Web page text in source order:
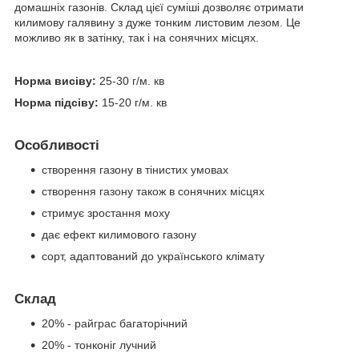
домашніх газонів. Склад цієї суміші дозволяє отримати
килимову галявину з дуже тонким листовим лезом. Це
можливо як в затінку, так і на сонячних місцях.
Норма висіву: 25-30 г/м. кв
Норма підсіву: 15-20 г/м. кв
Особливості
створення газону в тінистих умовах
створення газону також в сонячних місцях
стримує зростання моху
дає ефект килимового газону
сорт, адаптований до українського клімату
Склад
20% - райграс багаторічний
20% - тонконіг лучний